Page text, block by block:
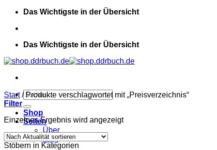
Zum
springen
Das Wichtigste in der Übersicht
Das Wichtigste in der Übersicht
Suchen
nach:
Shop
Seiten
Über
Blog
Start /Produkte verschlagwortet mit „Preisverzeichnis“
Filter
Einzelnes Ergebnis wird angezeigt
Stöbern in Kategorien